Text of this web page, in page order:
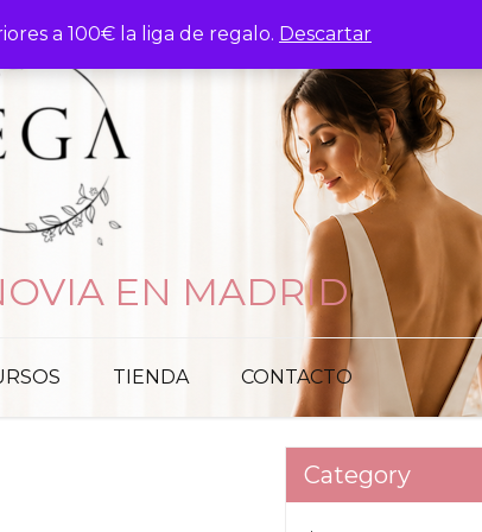
a 100€ la liga de regalo. Descartar
EN MADRID
TIENDA CONTACTO
Category